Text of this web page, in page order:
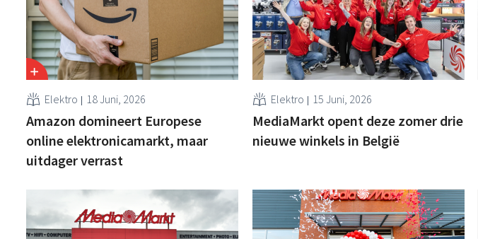
Elektro 18 Juni, 2026
Amazon domineert Europese
online elektronicamarkt, maar
uitdager verrast
Elektro 15 Juni, 2026
MediaMarkt opent deze zomer drie
nieuwe winkels in België